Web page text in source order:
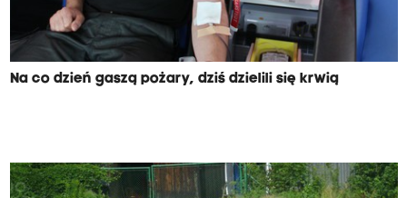
Na co dzień gaszą pożary, dziś dzielili się krwią